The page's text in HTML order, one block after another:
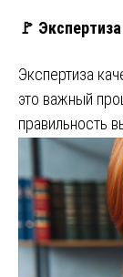
🚩
Экспертиза
это важный
правильность